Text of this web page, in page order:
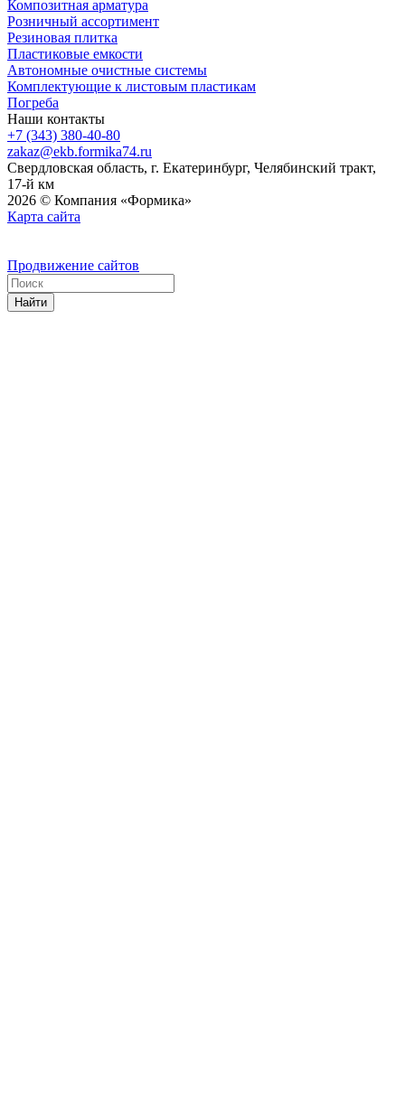
Композитная арматура
Розничный ассортимент
Резиновая плитка
Пластиковые емкости
Автономные очистные системы
Комплектующие к листовым пластикам
Погреба
Наши контакты
+7 (343) 380-40-80
zakaz@ekb.formika74.ru
Свердловская область, г. Екатеринбург, Челябинский тракт,
17-й км
2026 © Компания «Формика»
Карта сайта
Продвижение сайтов
Найти